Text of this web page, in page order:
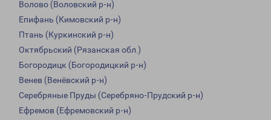
Волово (Воловский р-н)
Епифань (Кимовский р-н)
Птань (Куркинский р-н)
Октябрьский (Рязанская обл.)
Богородицк (Богородицкий р-н)
Венев (Венёвский р-н)
Серебряные Пруды (Серебряно-Прудский р-н)
Ефремов (Ефремовский р-н)